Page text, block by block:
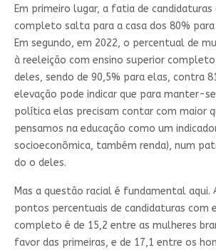
Em primeiro lugar, a fatia de
completo salta para a casa dos 80%
Em segundo, em 2022, o percentual de
à reeleição com ensino superior
deles, sendo de 90,5% para elas, contra
elevação pode indicar que para manter-
política elas precisam contar com maior
pensamos na educação como um
socioeconômica, também renda), num
do o deles.
Mas a questão racial é fundamental aqui.
pontos percentuais de candidaturas com
completo é de 15,2 entre as mulheres
favor das primeiras, e de 17,1 entre os